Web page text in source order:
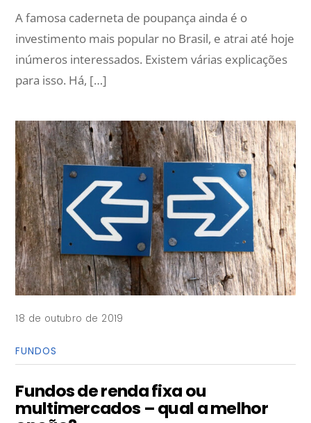
A famosa caderneta de poupança ainda é o
investimento mais popular no Brasil, e atrai até hoje
inúmeros interessados. Existem várias explicações
para isso. Há, […]
18 de outubro de 2019
FUNDOS
Fundos de renda fixa ou
multimercados – qual a melhor